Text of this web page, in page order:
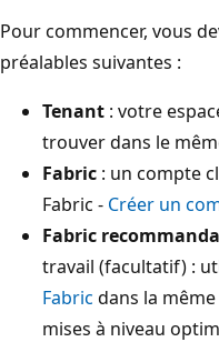
Pour commencer, vous
préalables suivantes :
Tenant : votre
trouver dans le
Fabric : un compte
Fabric - Créer un
Fabric
travail (facultatif) :
Fabric dans la
mises à niveau